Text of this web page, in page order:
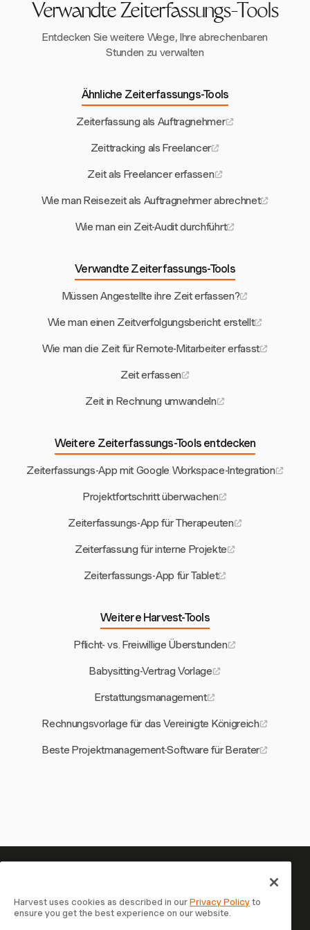
Verwandte Zeiterfassungs-Tools
Entdecken Sie weitere Wege, Ihre abrechenbaren
Stunden zu verwalten
Ähnliche Zeiterfassungs-Tools
Zeiterfassung als Auftragnehmer
Zeittracking als Freelancer
Zeit als Freelancer erfassen
Wie man Reisezeit als Auftragnehmer abrechnet
Wie man ein Zeit-Audit durchführt
Verwandte Zeiterfassungs-Tools
Müssen Angestellte ihre Zeit erfassen?
Wie man einen Zeitverfolgungsbericht erstellt
Wie man die Zeit für Remote-Mitarbeiter erfasst
Zeit erfassen
Zeit in Rechnung umwandeln
Weitere Zeiterfassungs-Tools entdecken
Zeiterfassungs-App mit Google Workspace-Integration
Projektfortschritt überwachen
Zeiterfassungs-App für Therapeuten
Zeiterfassung für interne Projekte
Zeiterfassungs-App für Tablet
Weitere Harvest-Tools
Pflicht- vs. Freiwillige Überstunden
Babysitting-Vertrag Vorlage
Erstattungsmanagement
Rechnungsvorlage für das Vereinigte Königreich
Beste Projektmanagement-Software für Berater
Ihre Zeit verdient es, erfasst zu
werden — starten Sie jetzt
Schließen Sie sich über 70.000 Unternehmen an, die mit
Harvest uses cookies as described in ourPrivacy Policyto
ensure you get the best experience on our website.